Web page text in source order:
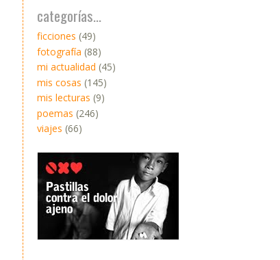
categorías...
ficciones (49)
fotografía (88)
mi actualidad (45)
mis cosas (145)
mis lecturas (9)
poemas (246)
viajes (66)